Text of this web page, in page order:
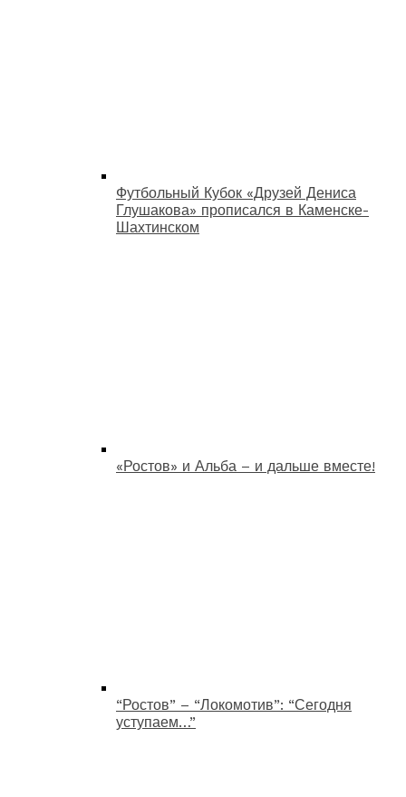
Футбольный Кубок «Друзей Дениса
Глушакова» прописался в Каменске-
Шахтинском
«Ростов» и Альба – и дальше вместе!
“Ростов” – “Локомотив”: “Сегодня
уступаем…”